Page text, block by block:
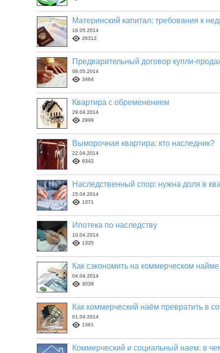
Материнский капитал: требования к
16.05.2014
26312
Предварительный договор купли-
08.05.2014
3464
Квартира с обременением
29.04.2014
2999
Выморочная квартира: кто наследник?
22.04.2014
9342
Наследственный спор: нужна доля в
15.04.2014
1371
Ипотека по наследству
10.04.2014
1335
Как сэкономить на коммерческом
04.04.2014
3039
Как коммерческий наём превратить в
01.04.2014
1361
Коммерческий и социальный наем: в